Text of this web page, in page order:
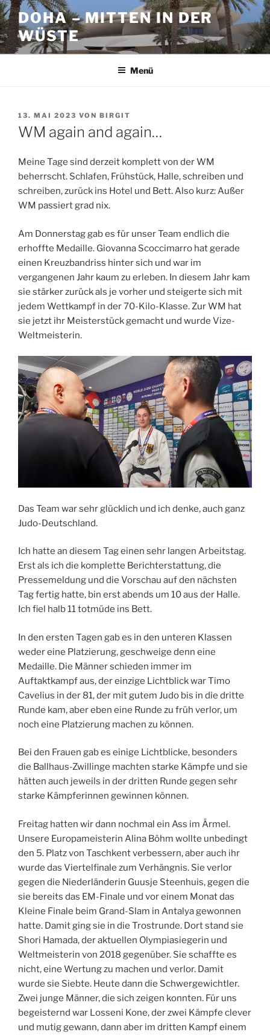
Zum
Inhalt
springen
DOHA – MITTEN IN DER
WÜSTE
Menü
VERÖFFENTLICHT
AM
13. MAI 2023 VON BIRGIT
WM again and again…
Meine Tage sind derzeit komplett von der WM
beherrscht. Schlafen, Frühstück, Halle, schreiben und
schreiben, zurück ins Hotel und Bett. Also kurz: Außer
WM passiert grad nix.
Am Donnerstag gab es für unser Team endlich die
erhoffte Medaille. Giovanna Scoccimarro hat gerade
einen Kreuzbandriss hinter sich und war im
vergangenen Jahr kaum zu erleben. In diesem Jahr kam
sie stärker zurück als je vorher und steigerte sich mit
jedem Wettkampf in der 70-Kilo-Klasse. Zur WM hat
sie jetzt ihr Meisterstück gemacht und wurde Vize-
Weltmeisterin.
Das Team war sehr glücklich und ich denke, auch ganz
Judo-Deutschland.
Ich hatte an diesem Tag einen sehr langen Arbeitstag.
Erst als ich die komplette Berichterstattung, die
Pressemeldung und die Vorschau auf den nächsten
Tag fertig hatte, bin erst abends um 10 aus der Halle.
Ich fiel halb 11 totmüde ins Bett.
In den ersten Tagen gab es in den unteren Klassen
weder eine Platzierung, geschweige denn eine
Medaille. Die Männer schieden immer im
Auftaktkampf aus, der einzige Lichtblick war Timo
Cavelius in der 81, der mit gutem Judo bis in die dritte
Runde kam, aber eben eine Runde zu früh verlor, um
noch eine Platzierung machen zu können.
Bei den Frauen gab es einige Lichtblicke, besonders
die Ballhaus-Zwillinge machten starke Kämpfe und sie
hätten auch jeweils in der dritten Runde gegen sehr
starke Kämpferinnen gewinnen können.
Freitag hatten wir dann nochmal ein Ass im Ärmel.
Unsere Europameisterin Alina Böhm wollte unbedingt
den 5. Platz von Taschkent verbessern, aber auch ihr
wurde das Viertelfinale zum Verhängnis. Sie verlor
gegen die Niederländerin Guusje Steenhuis, gegen die
sie bereits das EM-Finale und vor einem Monat das
Kleine Finale beim Grand-Slam in Antalya gewonnen
hatte. Damit ging sie in die Trostrunde. Dort stand sie
Shori Hamada, der aktuellen Olympiasiegerin und
Weltmeisterin von 2018 gegenüber. Sie schaffte es
nicht, eine Wertung zu machen und verlor. Damit
wurde sie Siebte. Heute dann die Schwergewichtler.
Zwei junge Männer, die sich zeigen konnten. Für uns
begeisternd war Losseni Kone, der zwei Kämpfe clever
und mutig gewann, dann aber im dritten Kampf einem